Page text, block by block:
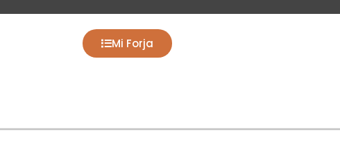
Mi Forja